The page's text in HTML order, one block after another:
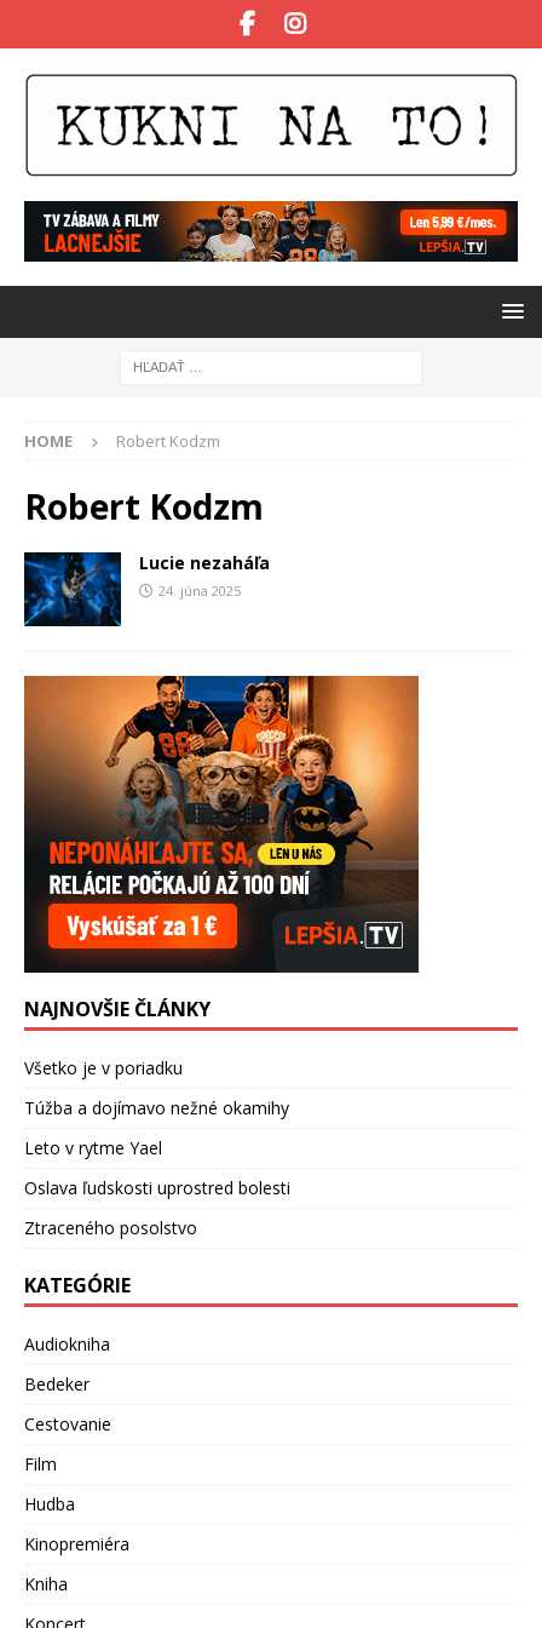
HOME Robert Kodzm
Robert Kodzm
Lucie nezaháľa
24. júna 2025
NAJNOVŠIE ČLÁNKY
Všetko je v poriadku
Túžba a dojímavo nežné okamihy
Leto v rytme Yael
Oslava ľudskosti uprostred bolesti
Ztraceného posolstvo
KATEGÓRIE
Audiokniha
Bedeker
Cestovanie
Film
Hudba
Kinopremiéra
Kniha
Koncert